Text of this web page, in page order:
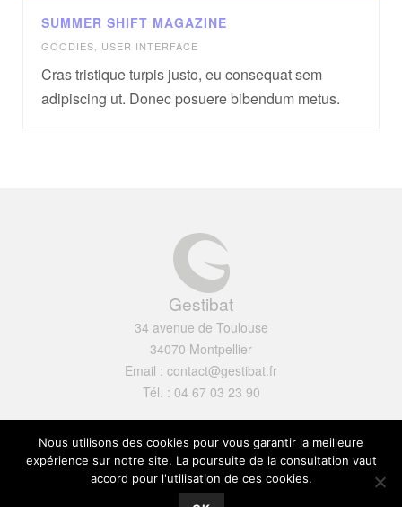
SUMMER SHIFT MAGAZINE
GOODIES USER INTERFACE
Cras tristique turpis justo, eu consequat sem
adipiscing ut. Donec posuere bibendum metus.
Gestibat
34 avenue de Toulouse
34070 Montpellier
Email : contact@gestibat.fr
Tél. : 04 67 03 23 90
Nous utilisons des cookies pour vous garantir la meilleure
expérience sur notre site. La poursuite de la consultation vaut
accord pour l'utilisation de ces cookies.